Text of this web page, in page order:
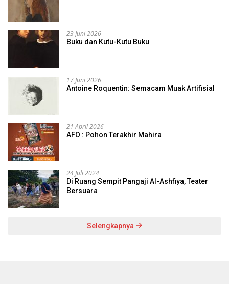
23 Juni 2026
Buku dan Kutu-Kutu Buku
17 Juni 2026
Antoine Roquentin: Semacam Muak Artifisial
21 April 2026
AFO : Pohon Terakhir Mahira
24 Juli 2024
Di Ruang Sempit Pangaji Al-Ashfiya, Teater
Bersuara
Selengkapnya